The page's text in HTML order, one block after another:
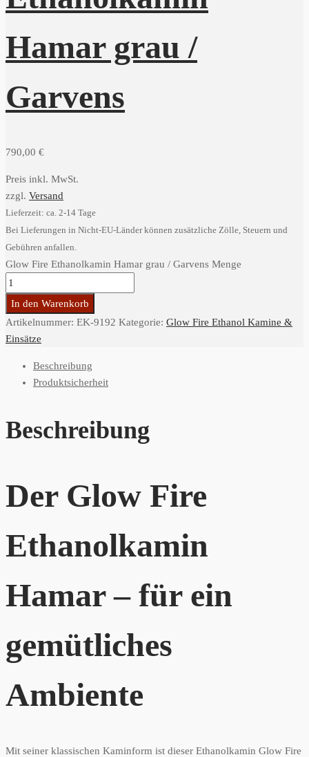
Hamar grau /
Garvens
790,00 €
Preis inkl. MwSt.
zzgl. Versand
Lieferzeit: ca. 2-14 Tage
Bei Lieferungen in Nicht-EU-Länder können zusätzliche Zölle, Steuern und
Gebühren anfallen.
Glow Fire Ethanolkamin Hamar grau / Garvens Menge
In den Warenkorb
Artikelnummer: EK-9192 Kategorie: Glow Fire Ethanol Kamine &
Einsätze
Beschreibung
Produktsicherheit
Beschreibung
Der Glow Fire
Ethanolkamin
Hamar – für ein
gemütliches
Ambiente
Mit seiner klassischen Kaminform ist dieser Ethanolkamin Glow Fire